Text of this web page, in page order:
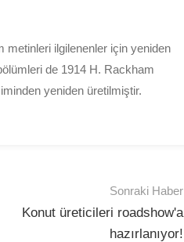
metinleri ilgilenenler için yeniden
de 1914 H. Rackham
yeniden üretilmiştir.
Sonraki Haber
Konut üreticileri roadshow'a
hazırlanıyor!